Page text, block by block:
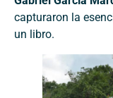
capturaron la
un libro.